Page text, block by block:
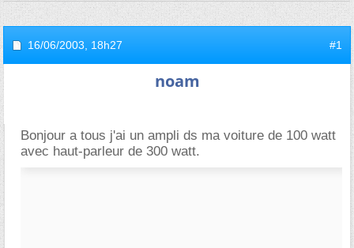
16/06/2003, 18h27 #1
noam
Bonjour a tous j'ai un ampli ds ma voiture de 100 watt
avec haut-parleur de 300 watt.